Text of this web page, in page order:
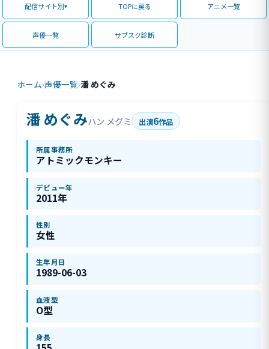
配信サイト別 TOPに戻る アニメ一覧
声優一覧 サブスク診断
ホーム›声優一覧›潘 めぐみ
潘 めぐみハン メグミ 出演6作品
所属事務所
アトミックモンキー
デビュー年
2011年
性別
女性
生年月日
1989-06-03
血液型
O型
身長